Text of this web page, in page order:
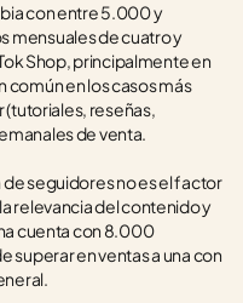
con entre 5.000 y
mensuales de cuatro y
Shop, principalmente en
en los casos más
reseñas,
de venta.
seguidores no es el factor
relevancia del contenido y
cuenta con 8.000
superar en ventas a una con